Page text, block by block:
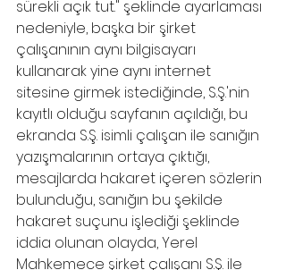
sürekli açık tut." şeklinde ayarlaması
nedeniyle, başka bir şirket
çalışanının aynı bilgisayarı
kullanarak yine aynı internet
sitesine girmek istediğinde, S.Ş.'nin
kayıtlı olduğu sayfanın açıldığı, bu
ekranda S.Ş. isimli çalışan ile sanığın
yazışmalarının ortaya çıktığı,
mesajlarda hakaret içeren sözlerin
bulunduğu, sanığın bu şekilde
hakaret suçunu işlediği şeklinde
iddia olunan olayda, Yerel
Mahkemece şirket çalışanı S.Ş. ile